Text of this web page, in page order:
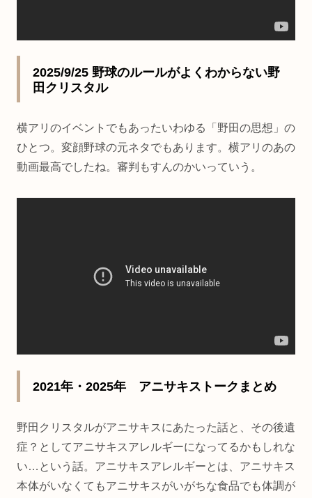
2025/9/25 野球のルールがよくわからない野
田クリスタル
横アリのイベントでもあったいわゆる「野田の思想」の
ひとつ。変顔野球の元ネタでもあります。横アリのあの
動画最高でしたね。審判もすんのかいっていう。
2021年・2025年 アニサキストークまとめ
野田クリスタルがアニサキスにあたった話と、その後遺
症？としてアニサキスアレルギーになってるかもしれな
い…という話。アニサキスアレルギーとは、アニサキス
本体がいなくてもアニサキスがいがちな食品でも体調が